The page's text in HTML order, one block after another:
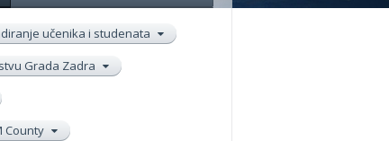
učenika i studenata
Grada Zadra
County